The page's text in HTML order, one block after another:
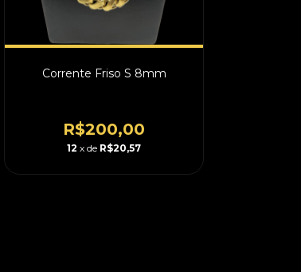
Corrente Friso S 8mm
R$200,00
12 x de R$20,57